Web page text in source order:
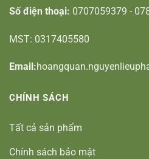
Số điện thoại: 0707059379 -
MST: 0317405580
Email:
CHÍNH SÁCH
Tất cả sản phẩm
Chính sách bảo mật